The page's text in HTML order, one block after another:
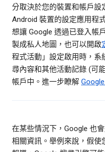
分取決於您的裝置和帳戶設
Android 裝置的設定應用程
想讓 Google 透過已登入帳
製成私人地圖，也可以開啟
程式活動」設定啟用時，系
尋內容和其他活動記錄 (可
帳戶中。進一步瞭解
在某些情況下，Google 也
相關資訊。舉例來說，假使